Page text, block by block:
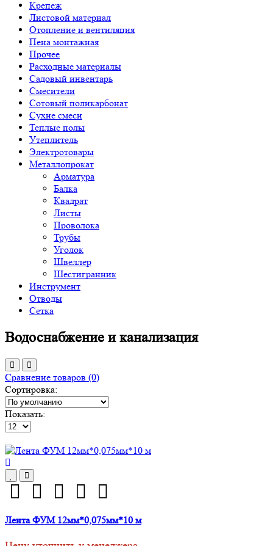
Крепеж
Листовой материал
Отопление и вентиляция
Пена монтажная
Прочее
Расходные материалы
Садовый инвентарь
Смесители
Сотовый поликарбонат
Сухие смеси
Теплые полы
Утеплитель
Электротовары
Металлопрокат
Арматура
Балка
Квадрат
Листы
Проволока
Трубы
Уголок
Швеллер
Шестигранник
Инструмент
Отводы
Сетка
Водоснабжение и канализация
Сравнение товаров (0)
Сортировка:
Показать:
Лента ФУМ 12мм*0,075мм*10 м